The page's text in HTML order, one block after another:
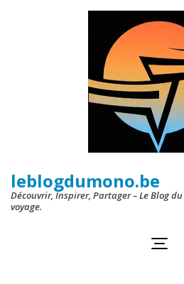
leblogdumono.be
Découvrir, Inspirer, Partager – Le Blog
voyage.